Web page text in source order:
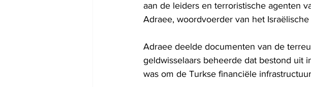
aan de leiders en terroristische agenten
Adraee, woordvoerder van het
Adraee deelde documenten van de
geldwisselaars beheerde dat bestond uit
was om de Turkse financiële